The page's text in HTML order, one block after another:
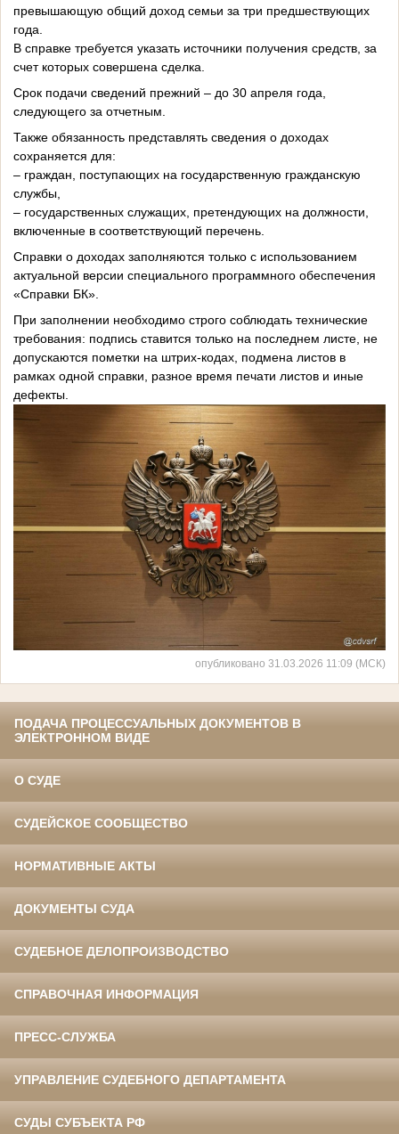
превышающую общий доход семьи за три предшествующих
года.
В справке требуется указать источники получения средств, за
счет которых совершена сделка.
Срок подачи сведений прежний – до 30 апреля года,
следующего за отчетным.
Также обязанность представлять сведения о доходах
сохраняется для:
– граждан, поступающих на государственную гражданскую
службы,
– государственных служащих, претендующих на должности,
включенные в соответствующий перечень.
Справки о доходах заполняются только с использованием
актуальной версии специального программного обеспечения
«Справки БК».
При заполнении необходимо строго соблюдать технические
требования: подпись ставится только на последнем листе, не
допускаются пометки на штрих-кодах, подмена листов в
рамках одной справки, разное время печати листов и иные
дефекты.
опубликовано 31.03.2026 11:09 (МСК)
ПОДАЧА ПРОЦЕССУАЛЬНЫХ ДОКУМЕНТОВ В
ЭЛЕКТРОННОМ ВИДЕ
О СУДЕ
СУДЕЙСКОЕ СООБЩЕСТВО
НОРМАТИВНЫЕ АКТЫ
ДОКУМЕНТЫ СУДА
СУДЕБНОЕ ДЕЛОПРОИЗВОДСТВО
СПРАВОЧНАЯ ИНФОРМАЦИЯ
ПРЕСС-СЛУЖБА
УПРАВЛЕНИЕ СУДЕБНОГО ДЕПАРТАМЕНТА
СУДЫ СУБЪЕКТА РФ